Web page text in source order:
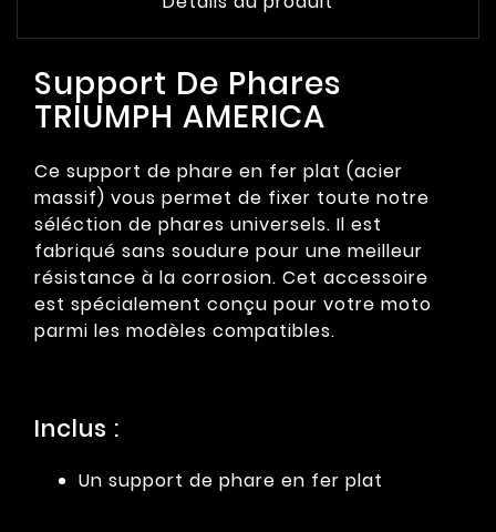
Support De Phares
TRIUMPH AMERICA
Ce support de phare en fer plat (acier
massif) vous permet de fixer toute notre
séléction de phares universels. Il est
fabriqué sans soudure pour une meilleur
résistance à la corrosion. Cet accessoire
est spécialement conçu pour votre moto
parmi les modèles compatibles.
Inclus :
Un support de phare en fer plat